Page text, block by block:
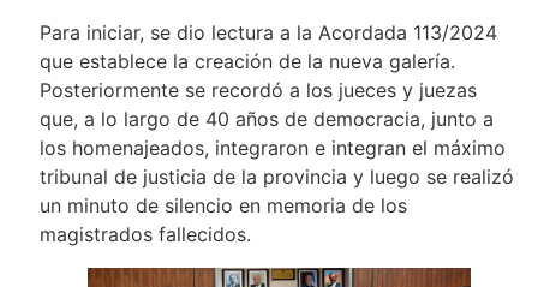
Para iniciar, se dio lectura a la Acordada 113/2024
que establece la creación de la nueva galería.
Posteriormente se recordó a los jueces y juezas
que, a lo largo de 40 años de democracia, junto a
los homenajeados, integraron e integran el máximo
tribunal de justicia de la provincia y luego se realizó
un minuto de silencio en memoria de los
magistrados fallecidos.